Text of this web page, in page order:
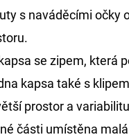
s naváděcími očky
se zipem, která
kapsa také s
prostor a
části umístěna